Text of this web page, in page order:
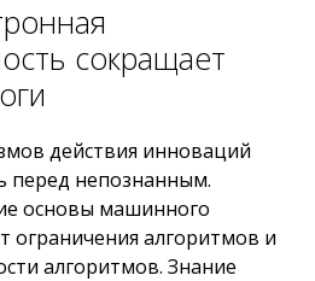
сокращает
действия инноваций
перед непознанным.
основы машинного
ограничения алгоритмов и
алгоритмов. Знание